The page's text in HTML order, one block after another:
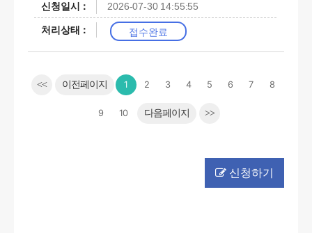
2026-07-30 14:55:55
접수완료
<< 이전페이지 1 2 3 4 5 6 7 8
9 10 다음페이지 >>
신청하기